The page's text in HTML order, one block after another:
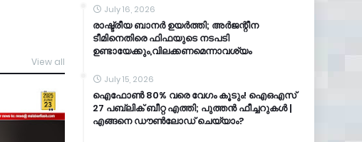
View all
July 16, 2026
രാഷ്ട്രീയ ബാനർ ഉയർത്തി; അർജന്റീന
ടീമിനെതിരെ ഫിഫയുടെ നടപടി
ഉണ്ടായേക്കും,വിലക്കണമെന്നാവശ്യം
July 15, 2026
ഐഫോൺ 80% വരെ വേഗം കൂടും! ഐഒഎസ്
27 പബ്ലിക് ബീറ്റ എത്തി; പുത്തൻ ഫീച്ചറുകൾ |
എങ്ങനെ ഡൗൺലോഡ് ചെയ്യാം?